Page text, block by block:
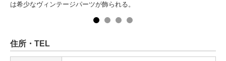
は希少なヴィンテージパーツが飾られる。
住所・TEL